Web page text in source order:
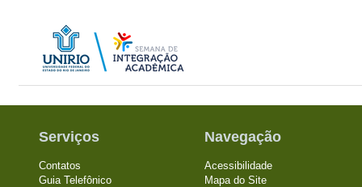
Serviços
Contatos
Guia Telefônico
Navegação
Acessibilidade
Mapa do Site